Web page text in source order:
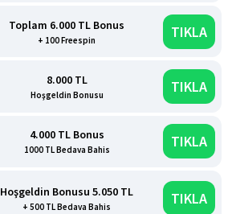
Toplam 6.000 TL Bonus
+ 100 Freespin TIKLA
8.000 TL
Hoşgeldin Bonusu TIKLA
4.000 TL Bonus
1000 TL Bedava Bahis TIKLA
Hoşgeldin Bonusu 5.050 TL
+ 500 TL Bedava Bahis TIKLA